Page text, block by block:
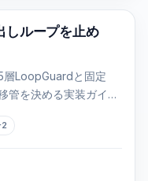
しループを止め
層LoopGuardと固定
管を決める実装ガイ
2